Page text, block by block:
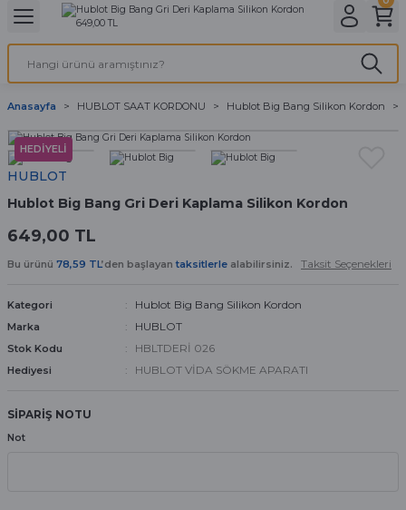
& ELEKTİRİK AYDINLATMA & ELEKTRİK
BİLGİSAYAR
OFİS MALZEMELERİ
ve Cihaz Pilleri
ÇEŞİTLERİ
ÇEŞİTLERİ
Kordon Çeşitleri
Kordonları
Kordonu
Anasayfa HUBLOT SAAT KORDONU Hublot Big Bang Silikon Kordon
HEDİYELİ
HUBLOT
Hublot Big Bang Gri Deri Kaplama Silikon Kordon
649,00 TL
Bu ürünü 78,59 TL’den başlayantaksitlerle alabilirsiniz. Taksit Seçenekleri
Kategori Hublot Big Bang Silikon Kordon
Marka HUBLOT
Stok Kodu HBLTDERİ 026
Hediyesi HUBLOT VİDA SÖKME APARATI
SİPARİŞ NOTU
Not